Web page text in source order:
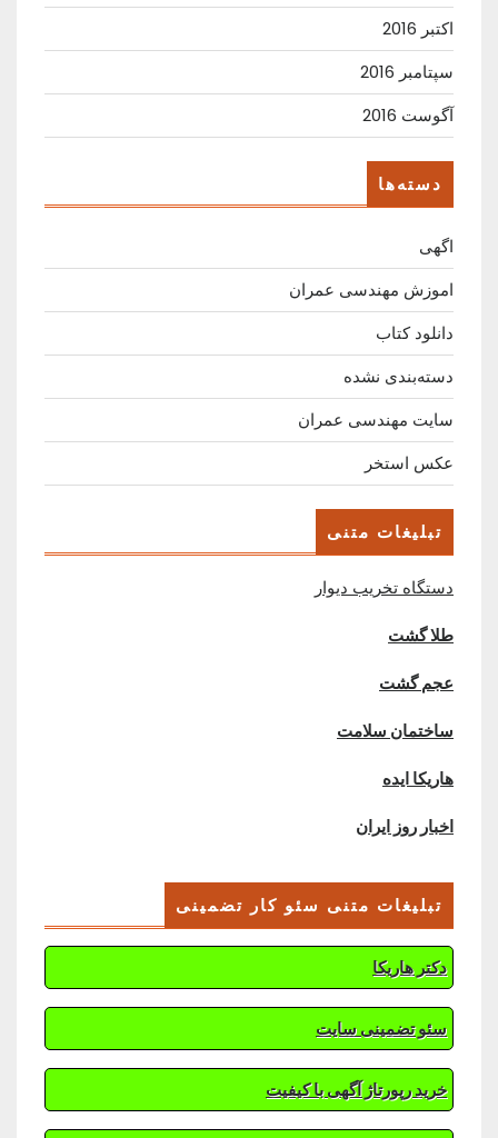
اکتبر 2016
سپتامبر 2016
آگوست 2016
دسته‌ها
اگهی
اموزش مهندسی عمران
دانلود کتاب
دسته‌بندی نشده
سایت مهندسی عمران
عکس استخر
تبلیغات متنی
دستگاه تخریب دیوار
طلا گشت
عجم گشت
ساختمان سلامت
هاریکا ایده
اخبار روز ایران
تبلیغات متنی سئو کار تضمینی
دکتر هاریکا
سئو تضمینی سایت
خرید رپورتاژ آگهی با کیفیت